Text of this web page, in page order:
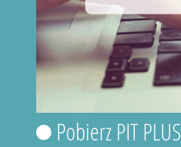
Pobierz PIT PLUS